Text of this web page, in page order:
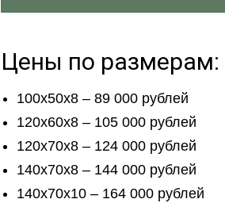
Цены по размерам:
100х50х8 – 89 000 рублей
120х60х8 – 105 000 рублей
120х70х8 – 124 000 рублей
140х70х8 – 144 000 рублей
140х70х10 – 164 000 рублей